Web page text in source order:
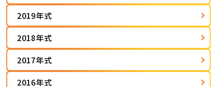
2019年式
2018年式
2017年式
2016年式